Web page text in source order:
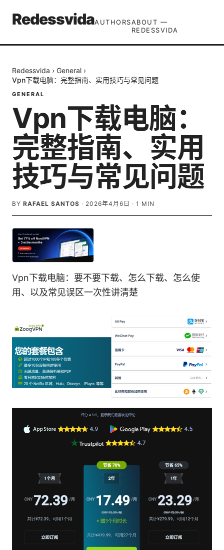
RedessvidaAUTHORSABOUT —
REDESSVIDA
Redessvida › General ›
Vpn下载电脑：完整指南、实用技巧与常见问题
GENERAL
Vpn下载电脑：
完整指南、实用
技巧与常见问题
BY RAFAEL SANTOS · 2026年4月6日 · 1 MIN
Vpn下载电脑：要不要下载、怎么下载、怎么使
用、以及常见误区一次性讲清楚